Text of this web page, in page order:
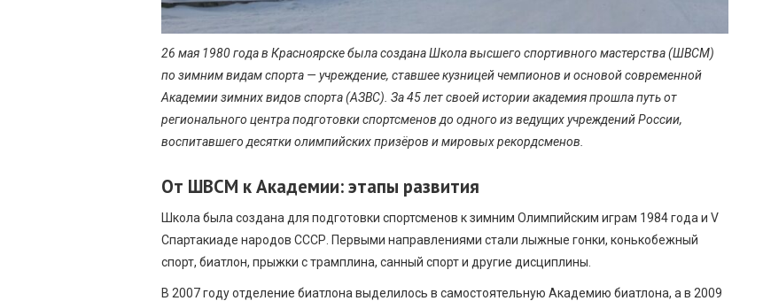
26 мая 1980 года в Красноярске была создана Школа высшего спортивного мастерства (ШВСМ)
по зимним видам спорта — учреждение, ставшее кузницей чемпионов и основой современной
Академии зимних видов спорта (АЗВС). За 45 лет своей истории академия прошла путь от
регионального центра подготовки спортсменов до одного из ведущих учреждений России,
воспитавшего десятки олимпийских призёров и мировых рекордсменов.
От ШВСМ к Академии: этапы развития
Школа была создана для подготовки спортсменов к зимним Олимпийским играм 1984 года и V
Спартакиаде народов СССР. Первыми направлениями стали лыжные гонки, конькобежный
спорт, биатлон, прыжки с трамплина, санный спорт и другие дисциплины.
В 2007 году отделение биатлона выделилось в самостоятельную Академию биатлона, а в 2009